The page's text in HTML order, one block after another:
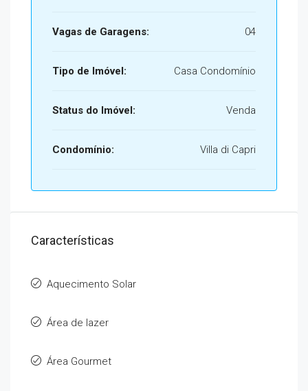
Vagas de Garagens: 04
Tipo de Imóvel: Casa Condomínio
Status do Imóvel: Venda
Condomínio: Villa di Capri
Características
Aquecimento Solar
Área de lazer
Área Gourmet